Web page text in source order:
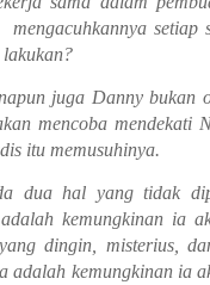
setiap
juga Danny bukan
mencoba mendekati
itu memusuhinya.
dua hal yang tidak
kemungkinan ia
dingin, misterius,
adalah kemungkinan ia